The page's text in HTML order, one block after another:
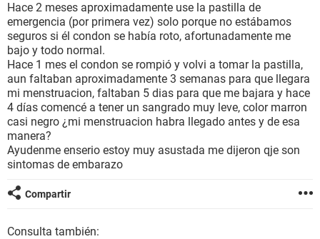
SEXUALIDAD
GLOSARIO
Hace 2 meses aproximadamente use la pastilla de
emergencia (por primera vez) solo porque no estábamos
seguros si él condon se había roto, afortunadamente me
bajo y todo normal.
Hace 1 mes el condon se rompió y volvi a tomar la pastilla,
aun faltaban aproximadamente 3 semanas para que llegara
mi menstruacion, faltaban 5 dias para que me bajara y hace
4 días comencé a tener un sangrado muy leve, color marron
casi negro ¿mi menstruacion habra llegado antes y de esa
manera?
Ayudenme enserio estoy muy asustada me dijeron qje son
sintomas de embarazo
Compartir
Consulta también: